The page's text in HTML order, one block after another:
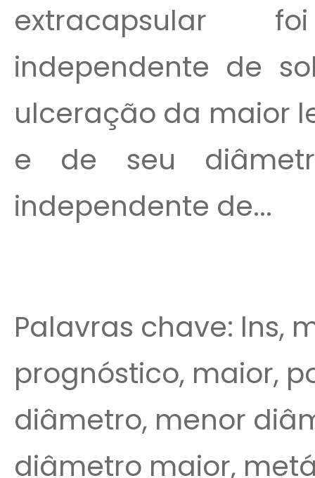
extracapsular
independente de
ulceração da maior
e de seu
independente de...
Palavras chave: lns,
prognóstico, maior,
diâmetro, menor
diâmetro maior,